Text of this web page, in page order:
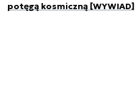
potęgą kosmiczną [WYWIAD]